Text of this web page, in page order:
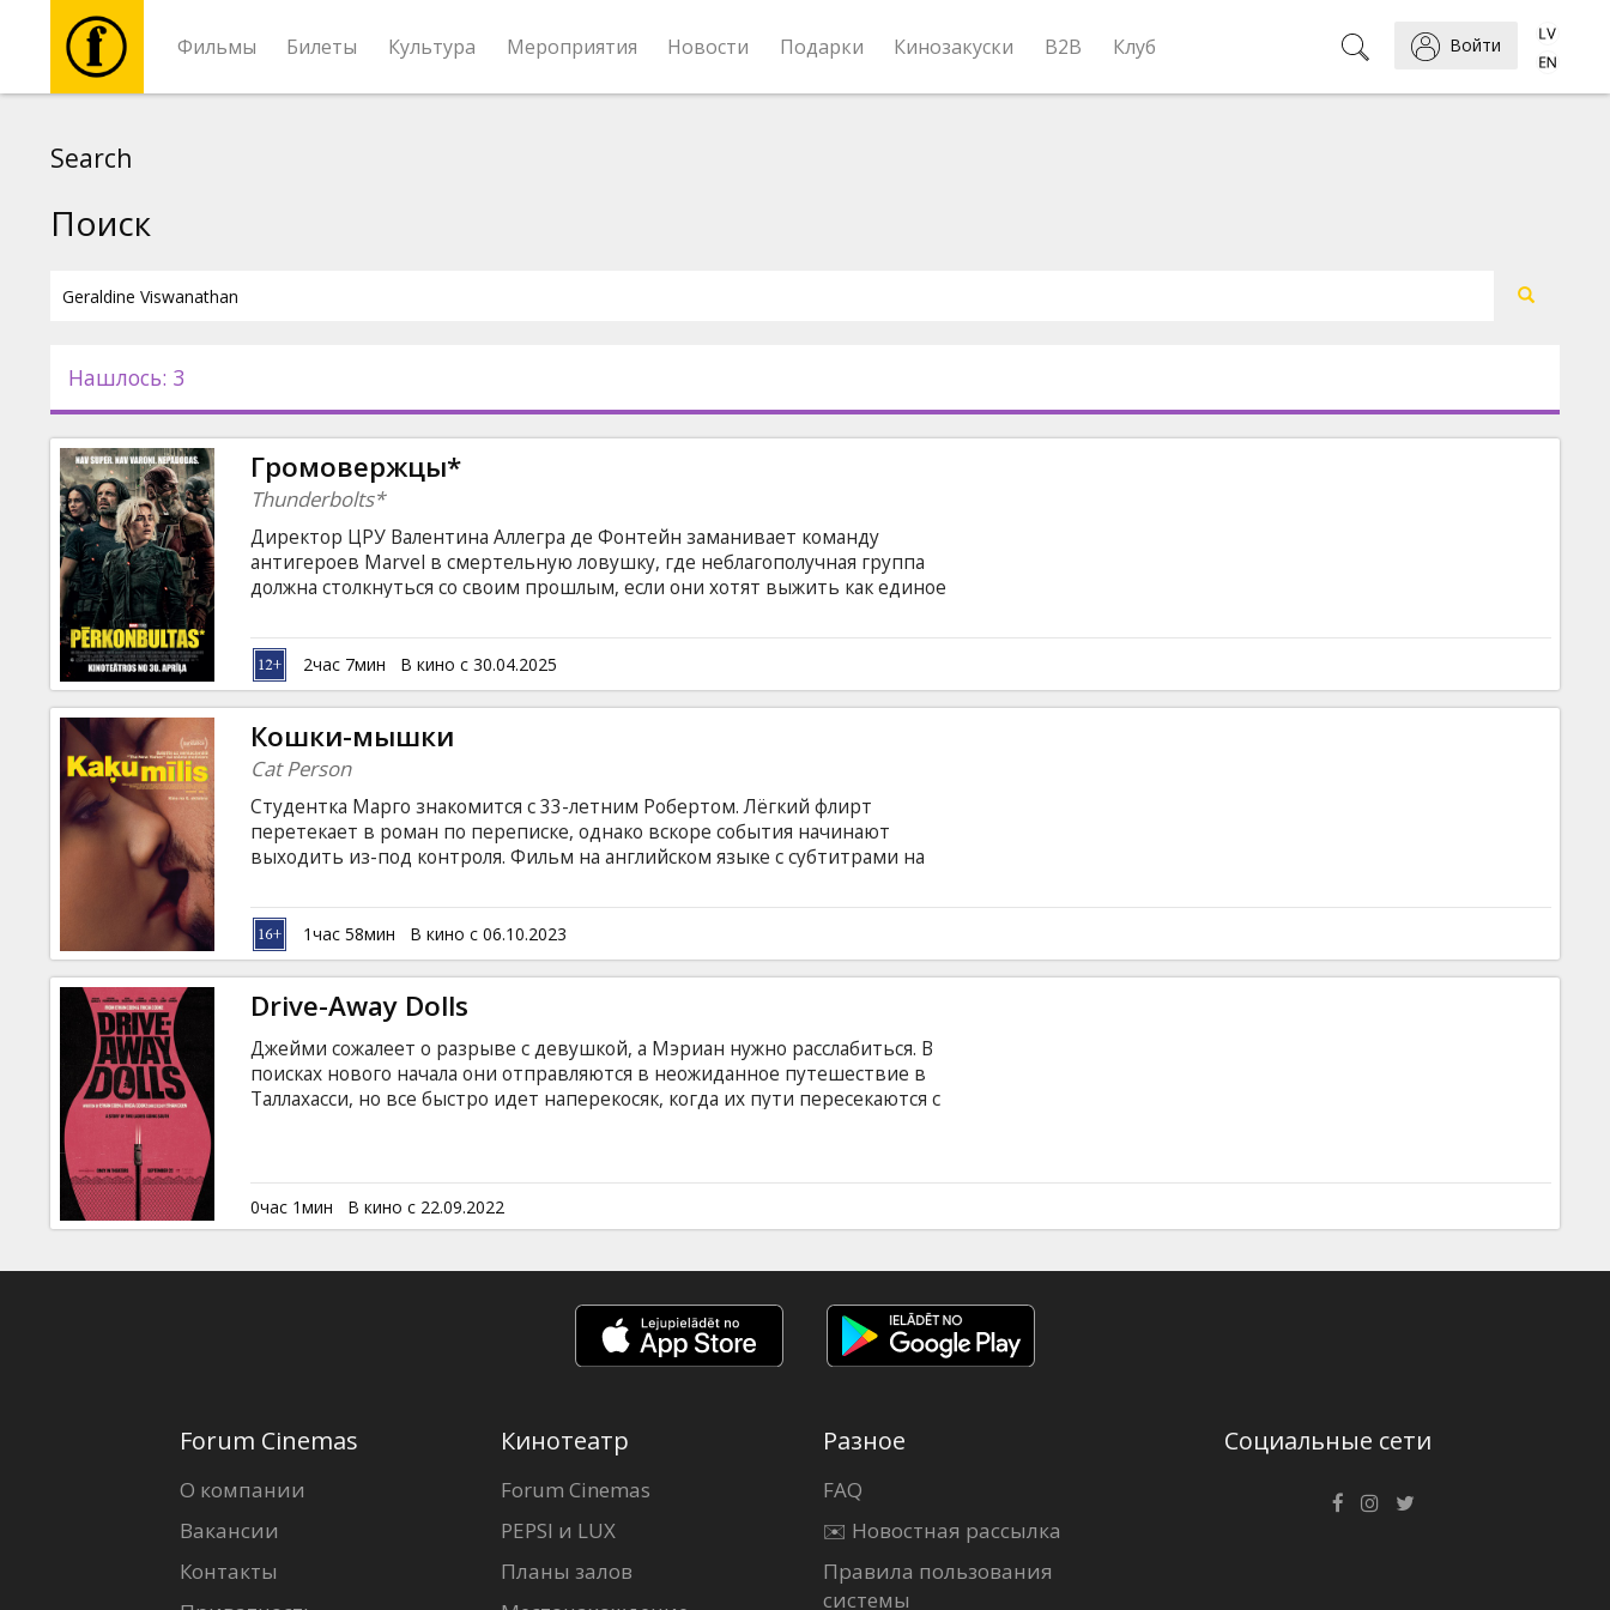
Фильмы Билеты Культура Мероприятия Новости Подарки Кинозакуски B2B Клуб Войти
Новости
Подарки
Кинозакуски
B2B
Клуб
Search
Поиск
Нашлось: 3
Громовержцы*
Thunderbolts*
Директор ЦРУ Валентина Аллегра де Фонтейн заманивает команду
антигероев Marvel в смертельную ловушку, где неблагополучная группа
должна столкнуться со своим прошлым, если они хотят выжить как единое
языках.
2час 7мин В кино с 30.04.2025
Кошки-мышки
Cat Person
Студентка Марго знакомится с 33-летним Робертом. Лёгкий флирт
перетекает в роман по переписке, однако вскоре события начинают
выходить из-под контроля. Фильм на английском языке с субтитрами на
1час 58мин В кино с 06.10.2023
Drive-Away Dolls
Джейми сожалеет о разрыве с девушкой, а Мэриан нужно расслабиться. В
поисках нового начала они отправляются в неожиданное путешествие в
Таллахасси, но все быстро идет наперекосяк, когда их пути пересекаются с
0час 1мин В кино с 22.09.2022
Forum Cinemas
О компании
Вакансии
Контакты
Кинотеатр
Forum Cinemas
PEPSI и LUX
Планы залов
Разное
FAQ
✉️ Новостная рассылка
Правила пользования
системы
Социальные сети